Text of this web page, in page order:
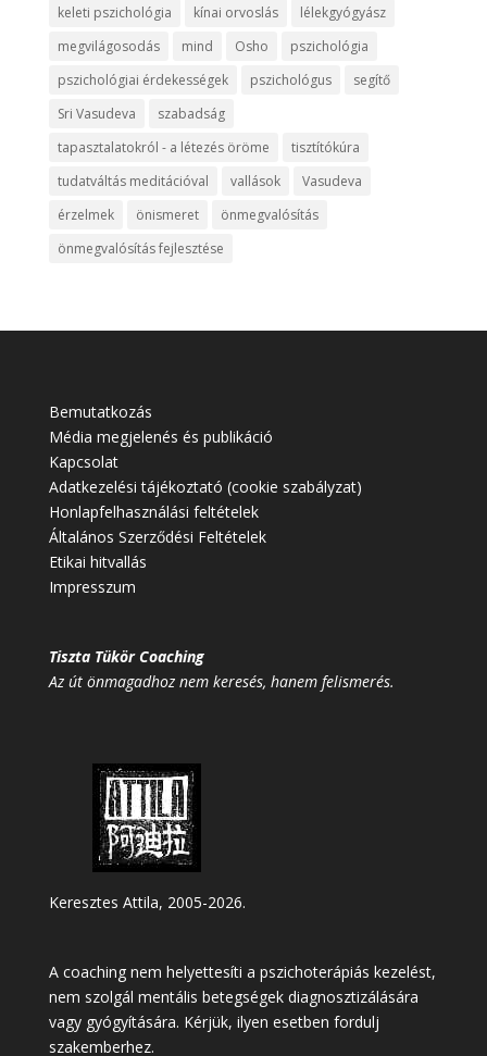
keleti pszichológia
kínai orvoslás
lélekgyógyász
megvilágosodás
mind Osho
pszichológia
pszichológiai érdekességek
pszichológus
segítő
Sri Vasudeva
szabadság
tapasztalatokról - a létezés öröme
tisztítókúra
tudatváltás meditációval
vallások
Vasudeva
érzelmek
önismeret
önmegvalósítás
önmegvalósítás fejlesztése
Bemutatkozás
Média megjelenés és publikáció
Kapcsolat
Adatkezelési tájékoztató (cookie szabályzat)
Honlapfelhasználási feltételek
Általános Szerződési Feltételek
Etikai hitvallás
Impresszum
Tiszta Tükör Coaching
Az út önmagadhoz nem keresés, hanem felismerés.
Keresztes Attila, 2005-2026.
A coaching nem helyettesíti a pszichoterápiás kezelést,
nem szolgál mentális betegségek diagnosztizálására
vagy gyógyítására. Kérjük, ilyen esetben fordulj
szakemberhez.